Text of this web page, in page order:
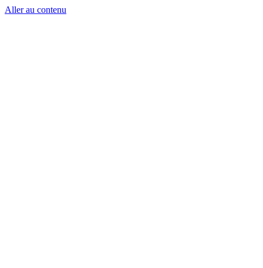
Aller au contenu